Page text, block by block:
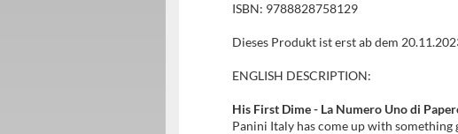
ISBN: 9788828758129
Dieses Produkt ist erst ab dem
ENGLISH DESCRIPTION:
His First Dime - La Numero Uno di
Panini Italy has come up with something